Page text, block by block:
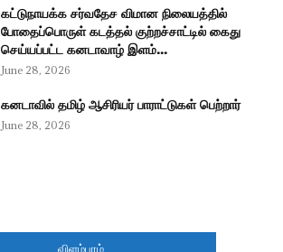
கட்டுநாயக்க சர்வதேச விமான நிலையத்தில்
போதைப்பொருள் கடத்தல் குற்றச்சாட்டில் கைது
செய்யப்பட்ட கனடாவாழ் இளம்...
June 28, 2026
கனடாவில் தமிழ் ஆசிரியர் பாராட்டுகள் பெற்றார்
June 28, 2026
விளம்பரம்